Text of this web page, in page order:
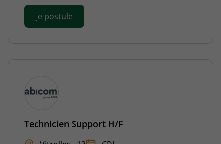
Je postule
Technicien Support H/F